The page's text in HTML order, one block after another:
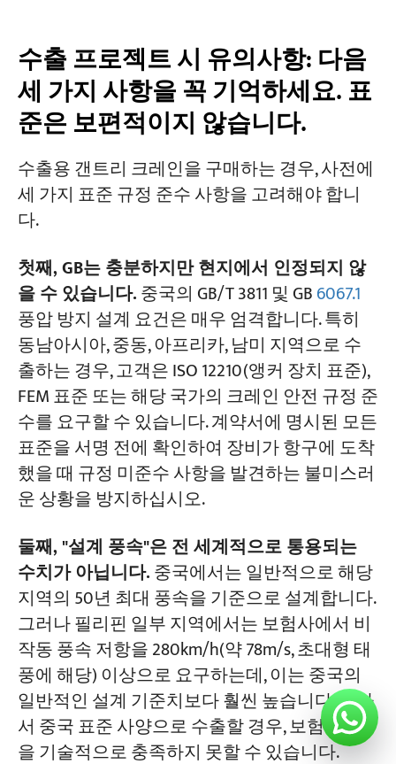
수출 프로젝트 시 유의사항: 다음
세 가지 사항을 꼭 기억하세요. 표
준은 보편적이지 않습니다.
수출용 갠트리 크레인을 구매하는 경우, 사전에
세 가지 표준 규정 준수 사항을 고려해야 합니
다.
첫째, GB는 충분하지만 현지에서 인정되지 않
을 수 있습니다.중국의 GB/T 3811 및 GB6067.1
풍압 방지 설계 요건은 매우 엄격합니다. 특히
동남아시아, 중동, 아프리카, 남미 지역으로 수
출하는 경우, 고객은 ISO 12210(앵커 장치 표준),
FEM 표준 또는 해당 국가의 크레인 안전 규정 준
수를 요구할 수 있습니다. 계약서에 명시된 모든
표준을 서명 전에 확인하여 장비가 항구에 도착
했을 때 규정 미준수 사항을 발견하는 불미스러
운 상황을 방지하십시오.
둘째, "설계 풍속"은 전 세계적으로 통용되는
수치가 아닙니다.중국에서는 일반적으로 해당
지역의 50년 최대 풍속을 기준으로 설계합니다.
그러나 필리핀 일부 지역에서는 보험사에서 비
작동 풍속 저항을 280km/h(약 78m/s, 초대형 태
풍에 해당) 이상으로 요구하는데, 이는 중국의
일반적인 설계 기준치보다 훨씬 높습니다. 따라
서 중국 표준 사양으로 수출할 경우, 보험 요건
을 기술적으로 충족하지 못할 수 있습니다.